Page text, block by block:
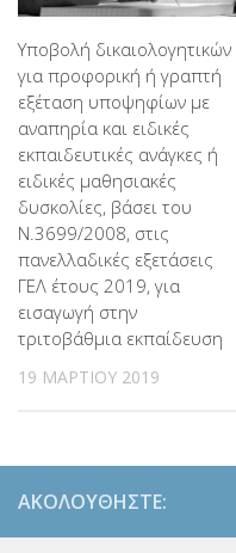
Υποβολή δικαιολογητικών
για προφορική ή γραπτή
εξέταση υποψηφίων με
αναπηρία και ειδικές
εκπαιδευτικές ανάγκες ή
ειδικές μαθησιακές
δυσκολίες, βάσει του
Ν.3699/2008, στις
πανελλαδικές εξετάσεις
ΓΕΛ έτους 2019, για
εισαγωγή στην
τριτοβάθμια εκπαίδευση
19 ΜΑΡΤΊΟΥ 2019
ΑΚΟΛΟΥΘΉΣΤΕ: